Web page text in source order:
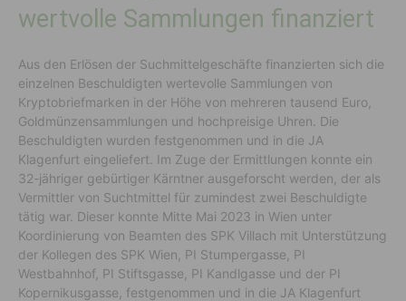
wertvolle Sammlungen finanziert
Aus den Erlösen der Suchmittelgeschäfte finanzierten sich die
einzelnen Beschuldigten wertevolle Sammlungen von
Kryptobriefmarken in der Höhe von mehreren tausend Euro,
Goldmünzensammlungen und hochpreisige Uhren. Die
Beschuldigten wurden festgenommen und in die JA
Klagenfurt eingeliefert. Im Zuge der Ermittlungen konnte ein
32-jähriger gebürtiger Kärntner ausgeforscht werden, der als
Vermittler von Suchtmittel für zumindest zwei Beschuldigte
tätig war. Dieser konnte Mitte Mai 2023 in Wien unter
Koordinierung von Beamten des SPK Villach mit Unterstützung
der Kollegen des SPK Wien, PI Stumpergasse, PI
Westbahnhof, PI Stiftsgasse, PI Kandlgasse und der PI
Kopernikusgasse, festgenommen und in die JA Klagenfurt